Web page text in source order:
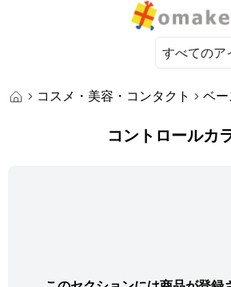
コスメ・美容・コンタクト ベ
コントロールカ